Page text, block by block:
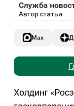
Служба
Автор статьи
Max
Холдинг